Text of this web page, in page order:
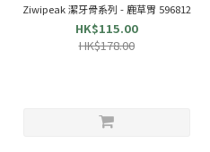
Ziwipeak 潔牙骨系列 - 鹿草胃 596812
HK$115.00
HK$178.00